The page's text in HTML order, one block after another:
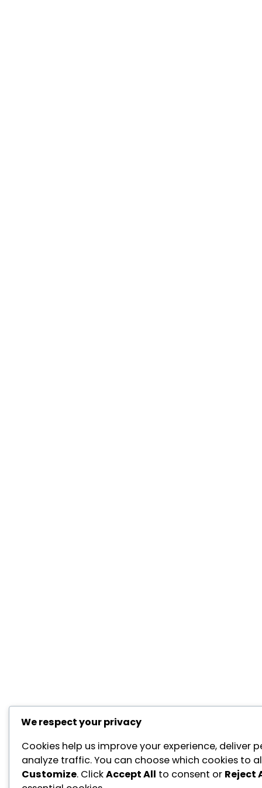
We respect your privacy
Cookies help us improve your experience, deliver
analyze traffic. You can choose which cookies to
Customize. ClickAccept All to consent or Reject